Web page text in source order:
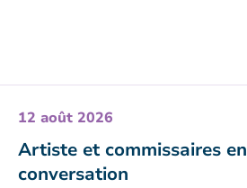
12 août 2026
Artiste et commissaires en
conversation